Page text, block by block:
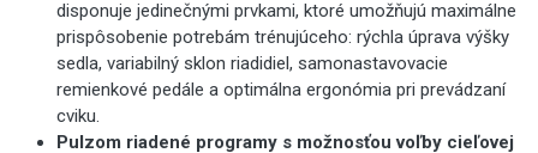
disponuje jedinečnými prvkami, ktoré umožňujú maximálne
prispôsobenie potrebám trénujúceho: rýchla úprava výšky
sedla, variabilný sklon riadidiel, samonastavovacie
remienkové pedále a optimálna ergonómia pri prevádzaní
cviku.
Pulzom riadené programy s možnosťou voľby cieľovej